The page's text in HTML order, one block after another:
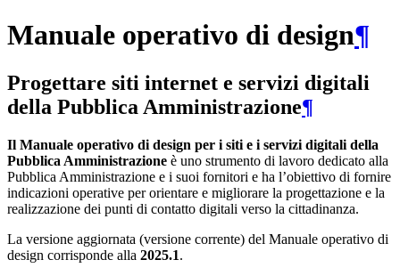
Manuale operativo di design¶
Progettare siti internet e servizi digitali
della Pubblica Amministrazione¶
Il Manuale operativo di design per i siti e i servizi digitali della
Pubblica Amministrazione è uno strumento di lavoro dedicato alla
Pubblica Amministrazione e i suoi fornitori e ha l’obiettivo di fornire
indicazioni operative per orientare e migliorare la progettazione e la
realizzazione dei punti di contatto digitali verso la cittadinanza.
La versione aggiornata (versione corrente) del Manuale operativo di
design corrisponde alla 2025.1.